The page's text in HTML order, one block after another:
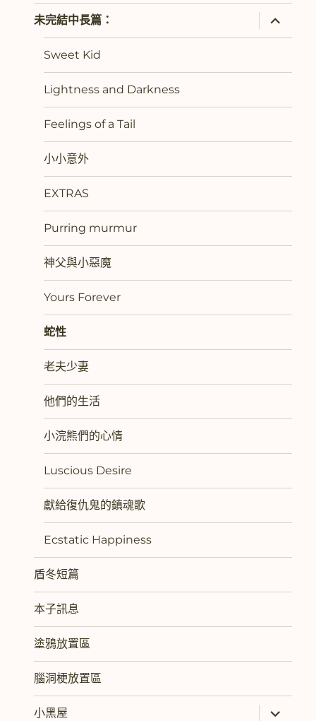
子
選
單
未完結中長篇：
展
開
子
Sweet Kid
Lightness and Darkness
Feelings of a Tail
小小意外
EXTRAS
Purring murmur
神父與小惡魔
Yours Forever
蛇性
老夫少妻
他們的生活
小浣熊們的心情
Luscious Desire
獻給復仇鬼的鎮魂歌
Ecstatic Happiness
盾冬短篇
本子訊息
塗鴉放置區
腦洞梗放置區
小黑屋
展